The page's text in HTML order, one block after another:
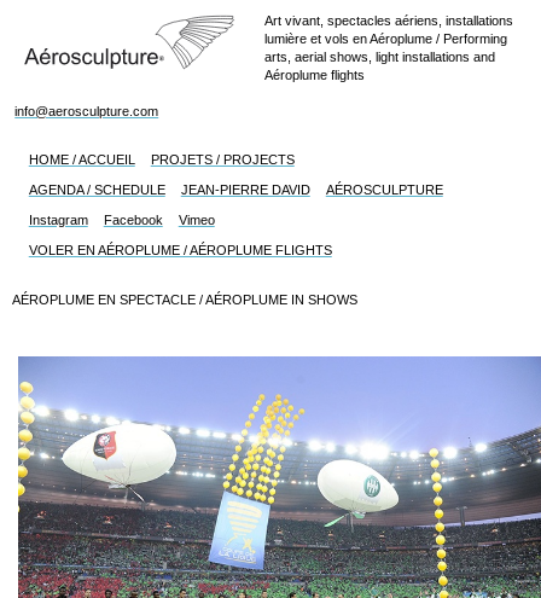
Art vivant, spectacles aériens, installations
lumière et vols en Aéroplume / Performing
arts, aerial shows, light installations and
Aéroplume flights
info@aerosculpture.com
HOME / ACCUEIL PROJETS / PROJECTS
AGENDA / SCHEDULE JEAN-PIERRE DAVID AÉROSCULPTURE
Instagram Facebook Vimeo
VOLER EN AÉROPLUME / AÉROPLUME FLIGHTS
AÉROPLUME EN SPECTACLE / AÉROPLUME IN SHOWS